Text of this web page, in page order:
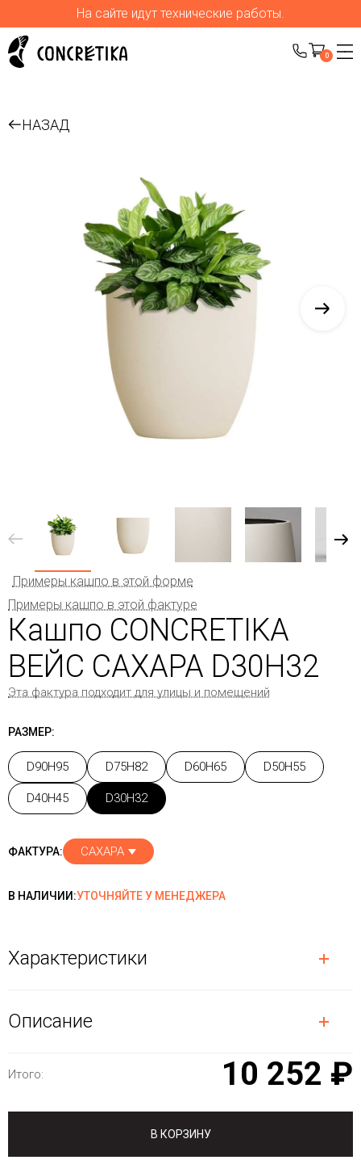
На сайте идут технические работы.
0
НАЗАД
Примеры кашпо в этой форме
Примеры кашпо в этой фактуре
Кашпо CONCRETIKA
ВЕЙС САХАРА D30H32
Эта фактура подходит для улицы и помещений
РАЗМЕР:
D90H95 D75H82 D60H65 D50H55
D40H45 D30H32
ФАКТУРА: САХАРА
В НАЛИЧИИ:УТОЧНЯЙТЕ У МЕНЕДЖЕРА
Характеристики
Описание
Итого: 10 252 ₽
В КОРЗИНУ